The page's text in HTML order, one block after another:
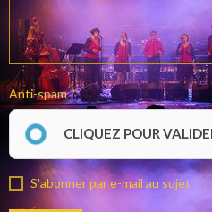
Anti-spam
CLIQUEZ POUR
S'abonner par e-mail au sujet